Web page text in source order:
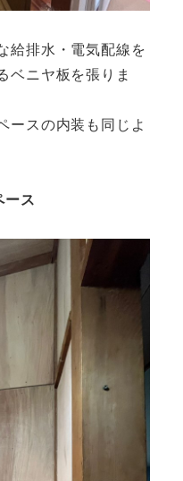
給排水・電気配線を
ベニヤ板を張りま
ースの内装も同じよ
ース